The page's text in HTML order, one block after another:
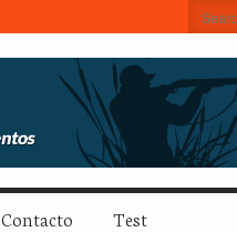
Contacto Test